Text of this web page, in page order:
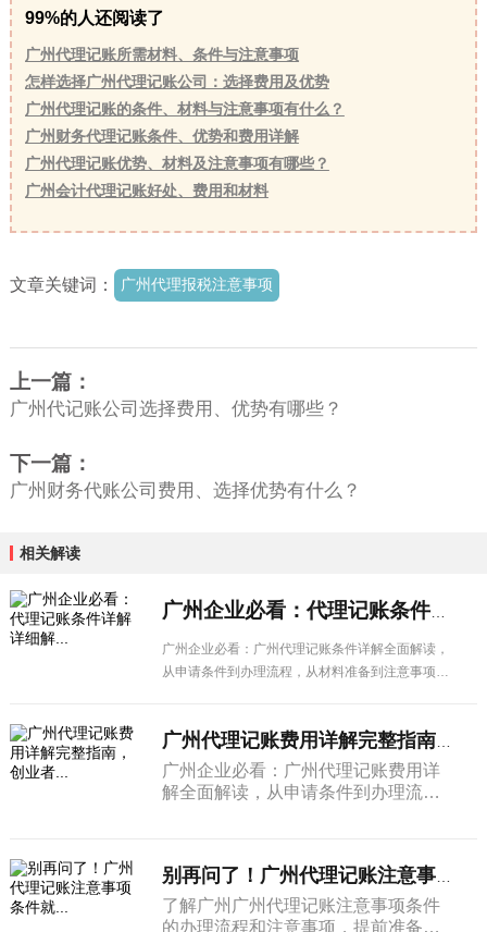
99%的人还阅读了
广州代理记账所需材料、条件与注意事项
怎样选择广州代理记账公司：选择费用及优势
广州代理记账的条件、材料与注意事项有什么？
广州财务代理记账条件、优势和费用详解
广州代理记账优势、材料及注意事项有哪些？
广州会计代理记账好处、费用和材料
文章关键词： 广州代理报税注意事项
上一篇：
广州代记账公司选择费用、优势有哪些？
下一篇：
广州财务代账公司费用、选择优势有什么？
相关解读
广州企业必看：代理记账条件详解详细解...
广州企业必看：广州代理记账条件详解全面解读，
从申请条件到办理流程，从材料准备到注意事项，
广州代理记账费用详解完整指南，创业者...
广州企业必看：广州代理记账费用详
解全面解读，从申请条件到办理流
了解广州广州代理记账注意事项条件
的办理流程和注意事项，提前准备相